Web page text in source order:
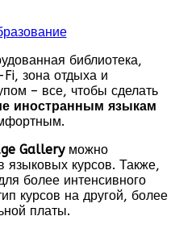
библиотека,
зона отдыха и
– все, чтобы сделать
иностранным языкам
Galleryможно
языковых курсов. Также,
более интенсивного
курсов на другой, более
платы.